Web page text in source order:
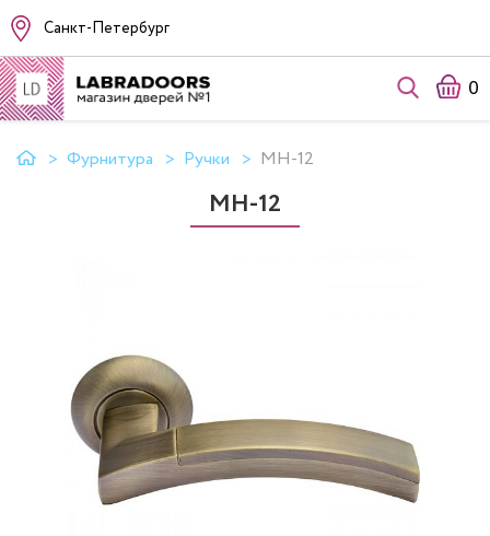
Санкт-Петербург
0
Фурнитура Ручки MH-12
MH-12